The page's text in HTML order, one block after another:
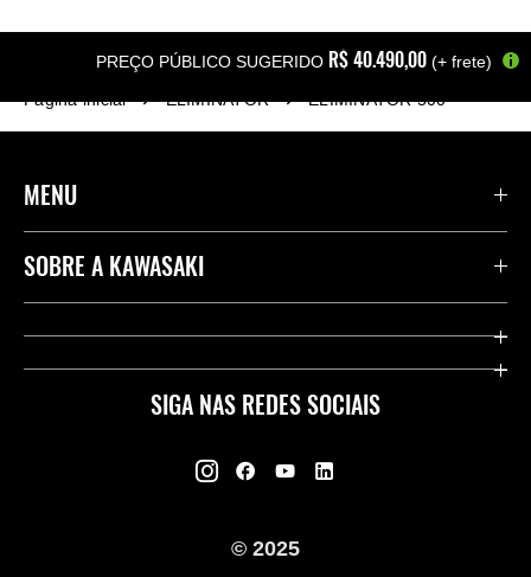
PREÇO PÚBLICO SUGERIDO R$‎‎ 40.490,00 (+ frete)
Página inicial
ELIMINATOR ELIMINATOR 500
SIGA NAS REDES SOCIAIS
MENU
PRODUTOS
FINANCEIROS
NOTÍCIAS E EVENTOS
SOBRE A KAWASAKI
WEBSITES INTERNACIONAIS
SEJA UM CONCESSIONÁRIO
© 2025